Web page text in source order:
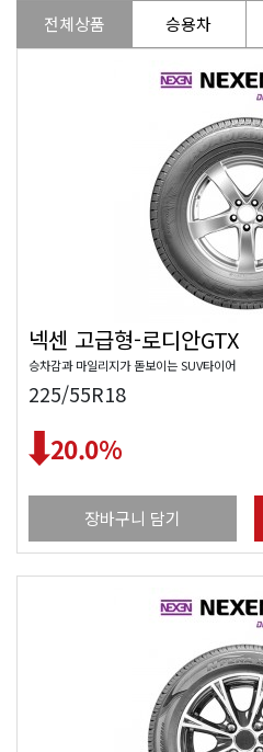
전체상품 승용차
넥센 고급형-로디안GTX
승차감과 마일리지가 돋보이는 SUV타이어
225/55R18
20.0%
장바구니 담기